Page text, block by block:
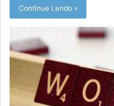
Continue Lendo »